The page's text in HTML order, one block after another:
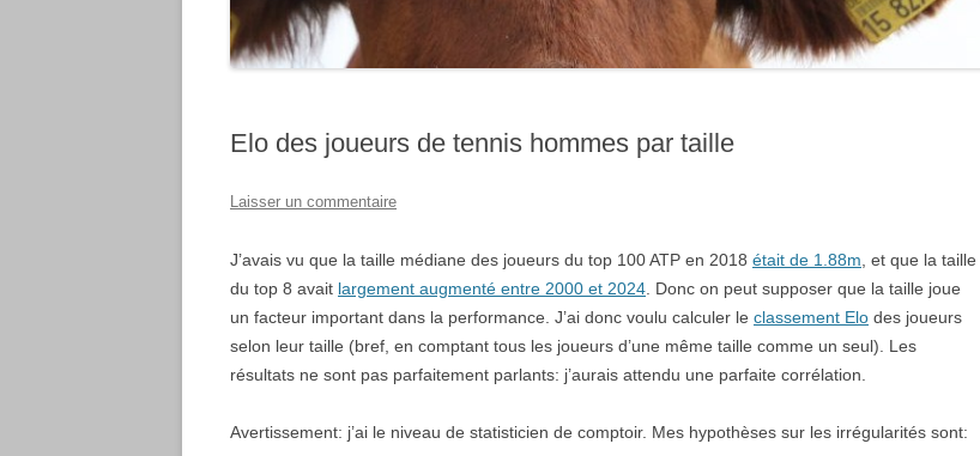
Elo des joueurs de tennis hommes par taille
Laisser un commentaire
J’avais vu que la taille médiane des joueurs du top 100 ATP en 2018 était de 1.88m , et que la taille
du top 8 avait largement augmenté entre 2000 et 2024 . Donc on peut supposer que la taille joue
un facteur important dans la performance. J’ai donc voulu calculer le classement Elo des joueurs
selon leur taille (bref, en comptant tous les joueurs d’une même taille comme un seul). Les
résultats ne sont pas parfaitement parlants: j’aurais attendu une parfaite corrélation.
Avertissement: j’ai le niveau de statisticien de comptoir. Mes hypothèses sur les irrégularités sont: